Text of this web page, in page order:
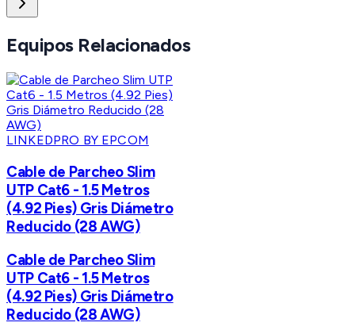
Equipos Relacionados
LINKEDPRO BY EPCOM
Cable de Parcheo Slim
UTP Cat6 - 1.5 Metros
(4.92 Pies) Gris Diámetro
Reducido (28 AWG)
Cable de Parcheo Slim
UTP Cat6 - 1.5 Metros
(4.92 Pies) Gris Diámetro
Reducido (28 AWG)